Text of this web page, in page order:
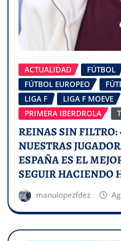
ACTUALIDAD
FÚTBOL
FÚTBOL EUROPEO
LIGA F
LIGA F MOEVE
PRIMERA IBERDROLA
REINAS SIN FILTRO:
NUESTRAS
ESPAÑA ES EL
SEGUIR HACIENDO
manulopezfdez